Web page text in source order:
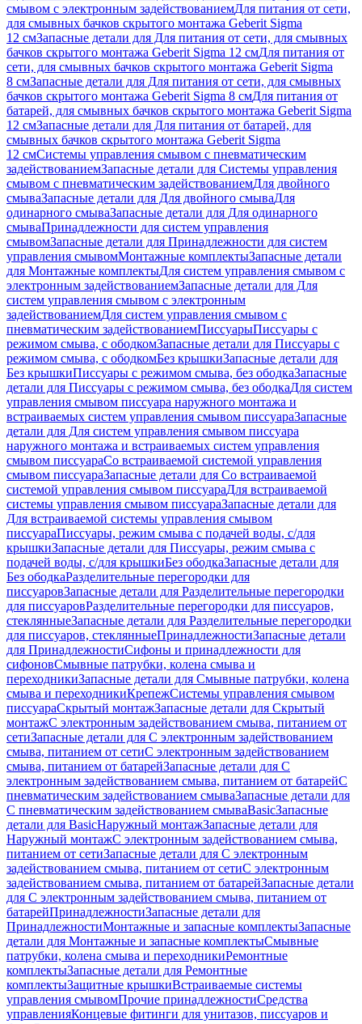
смывом с электронным задействованиемДля питания от сети,
для смывных бачков скрытого монтажа Geberit Sigma
12 смЗапасные детали для Для питания от сети, для смывных
бачков скрытого монтажа Geberit Sigma 12 смДля питания от
сети, для смывных бачков скрытого монтажа Geberit Sigma
8 смЗапасные детали для Для питания от сети, для смывных
бачков скрытого монтажа Geberit Sigma 8 смДля питания от
батарей, для смывных бачков скрытого монтажа Geberit Sigma
12 смЗапасные детали для Для питания от батарей, для
смывных бачков скрытого монтажа Geberit Sigma
12 смСистемы управления смывом с пневматическим
задействованиемЗапасные детали для Системы управления
смывом с пневматическим задействованиемДля двойного
смываЗапасные детали для Для двойного смываДля
одинарного смываЗапасные детали для Для одинарного
смываПринадлежности для систем управления
смывомЗапасные детали для Принадлежности для систем
управления смывомМонтажные комплектыЗапасные детали
для Монтажные комплектыДля систем управления смывом с
электронным задействованиемЗапасные детали для Для
систем управления смывом с электронным
задействованиемДля систем управления смывом с
пневматическим задействованиемПиссуарыПиссуары с
режимом смыва, с ободкомЗапасные детали для Писсуары с
режимом смыва, с ободкомБез крышкиЗапасные детали для
Без крышкиПиссуары с режимом смыва, без ободкаЗапасные
детали для Писсуары с режимом смыва, без ободкаДля систем
управления смывом писсуара наружного монтажа и
встраиваемых систем управления смывом писсуараЗапасные
детали для Для систем управления смывом писсуара
наружного монтажа и встраиваемых систем управления
смывом писсуараСо встраиваемой системой управления
смывом писсуараЗапасные детали для Со встраиваемой
системой управления смывом писсуараДля встраиваемой
системы управления смывом писсуараЗапасные детали для
Для встраиваемой системы управления смывом
писсуараПиссуары, режим смыва с подачей воды, с/для
крышкиЗапасные детали для Писсуары, режим смыва с
подачей воды, с/для крышкиБез ободкаЗапасные детали для
Без ободкаРазделительные перегородки для
писсуаровЗапасные детали для Разделительные перегородки
для писсуаровРазделительные перегородки для писсуаров,
стеклянныеЗапасные детали для Разделительные перегородки
для писсуаров, стеклянныеПринадлежностиЗапасные детали
для ПринадлежностиСифоны и принадлежности для
сифоновСмывные патрубки, колена смыва и
переходникиЗапасные детали для Смывные патрубки, колена
смыва и переходникиКрепежСистемы управления смывом
писсуараСкрытый монтажЗапасные детали для Скрытый
монтажС электронным задействованием смыва, питанием от
сетиЗапасные детали для С электронным задействованием
смыва, питанием от сетиС электронным задействованием
смыва, питанием от батарейЗапасные детали для С
электронным задействованием смыва, питанием от батарейС
пневматическим задействованием смываЗапасные детали для
С пневматическим задействованием смываBasicЗапасные
детали для BasicНаружный монтажЗапасные детали для
Наружный монтажС электронным задействованием смыва,
питанием от сетиЗапасные детали для С электронным
задействованием смыва, питанием от сетиС электронным
задействованием смыва, питанием от батарейЗапасные детали
для С электронным задействованием смыва, питанием от
батарейПринадлежностиЗапасные детали для
ПринадлежностиМонтажные и запасные комплектыЗапасные
детали для Монтажные и запасные комплектыСмывные
патрубки, колена смыва и переходникиРемонтные
комплектыЗапасные детали для Ремонтные
комплектыЗащитные крышкиВстраиваемые системы
управления смывомПрочие принадлежностиСредства
управленияКонцевые фитинги для унитазов, писсуаров и